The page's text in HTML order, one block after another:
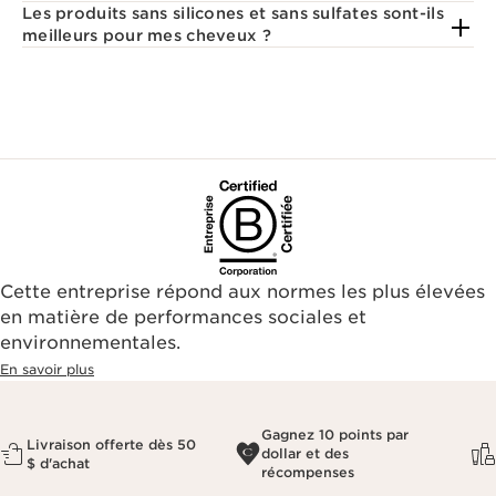
Les produits sans silicones et sans sulfates sont-ils
meilleurs pour mes cheveux ?
Cette entreprise répond aux normes les plus élevées
en matière de performances sociales et
environnementales.​
En savoir plus
Livraison offerte dès 50
$ d'achat
Gagnez 10 points par
dollar et des
récompenses